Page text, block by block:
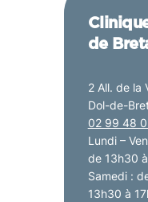
de
2 All. de la
Dol-de-
02 99 48
Lundi –
de 13h30
Samedi :
13h30 à